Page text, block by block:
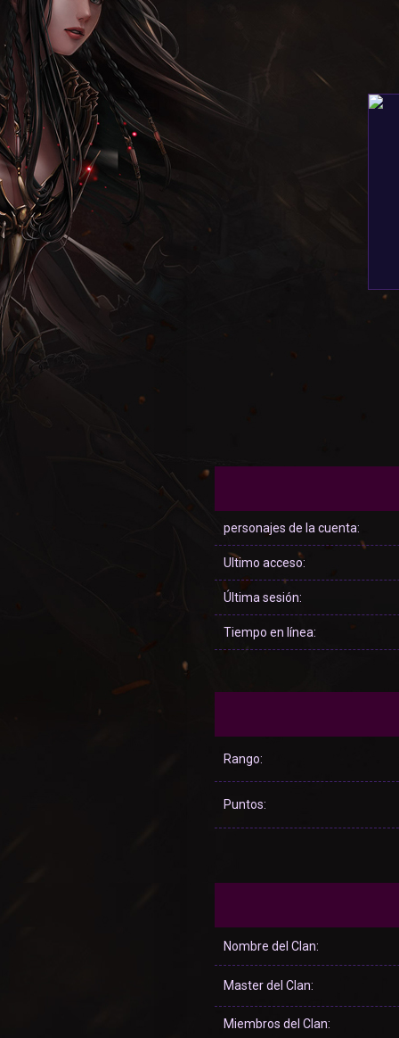
personajes de la cuenta:
Ultimo acceso:
Última sesión:
Tiempo en línea:
Rango:
Puntos:
Nombre del Clan:
Master del Clan:
Miembros del Clan: